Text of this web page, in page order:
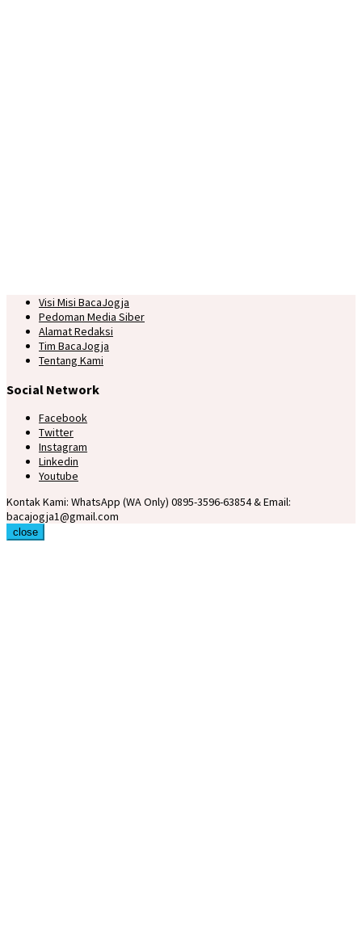
Visi Misi BacaJogja
Pedoman Media Siber
Alamat Redaksi
Tim BacaJogja
Tentang Kami
Social Network
Facebook
Twitter
Instagram
Linkedin
Youtube
Kontak Kami: WhatsApp (WA Only) 0895-3596-63854 & Email:
bacajogja1@gmail.com
close